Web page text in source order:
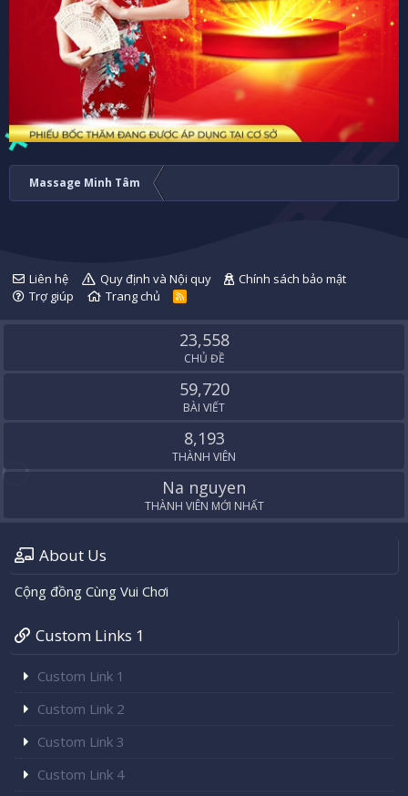
Massage Minh Tâm
Liên hệ Quy định và Nội quy
Chính sách bảo mật
Trợ giúp
Trang chủ
R
S
23,558
CHỦ ĐỀ
59,720
BÀI VIẾT
8,193
THÀNH VIÊN
Na nguyen
THÀNH VIÊN MỚI NHẤT
About Us
Cộng đồng Cùng Vui Chơi
Custom Links 1
Custom Link 1
Custom Link 2
Custom Link 3
Custom Link 4